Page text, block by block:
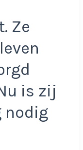
Ze
is zij
nodig